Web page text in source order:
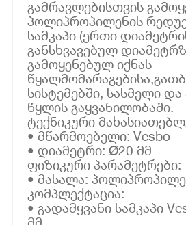
გამრავლებისთვის
პოლიპროპილენის
სამკაპი (ერთი
განსხვავებულ
გამოყენებულ იქნას
სისტემებში, სასმელი
წყლის გაყვანილობაში.
ტექნიკური
• მწარმოებელი: Vesbo
• დიამეტრი: Ø20 მმ
ფიზიკური პარამეტრები:
• მასალა:
კომპლექტაცია:
• გადამყვანი სამკაპი
მმ